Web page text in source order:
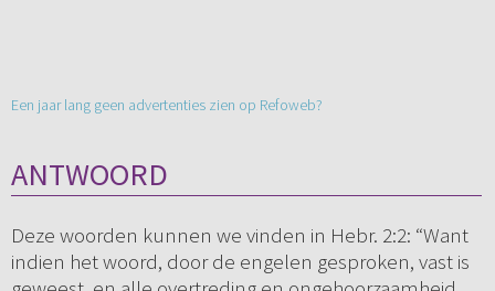
Een jaar lang geen advertenties zien op Refoweb?
ANTWOORD
Deze woorden kunnen we vinden in Hebr. 2:2: “Want
indien het woord, door de engelen gesproken, vast is